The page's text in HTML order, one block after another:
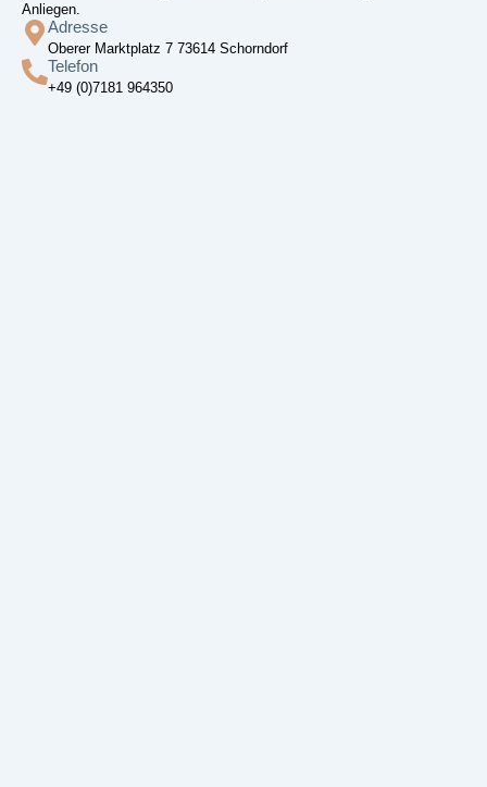
Anliegen.
Adresse
Oberer Marktplatz 7 73614 Schorndorf
Telefon
+49 (0)7181 964350